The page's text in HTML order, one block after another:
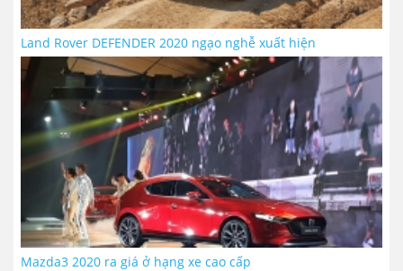
Land Rover DEFENDER 2020 ngạo nghễ xuất hiện
Mazda3 2020 ra giá ở hạng xe cao cấp